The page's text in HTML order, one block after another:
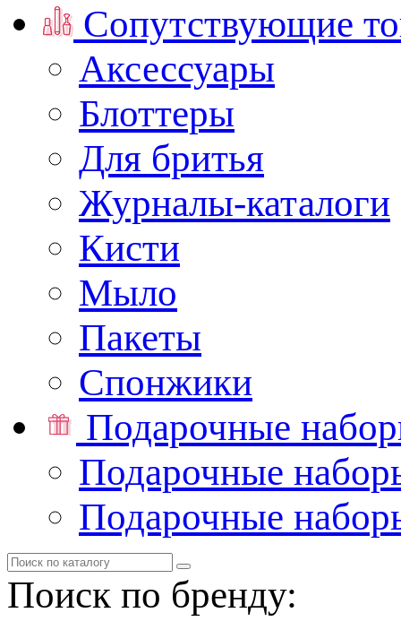
Сопутствующие
Аксессуары
Блоттеры
Для бритья
Журналы-каталоги
Кисти
Мыло
Пакеты
Спонжики
Подарочные
Подарочные
Подарочные
Поиск по бренду: